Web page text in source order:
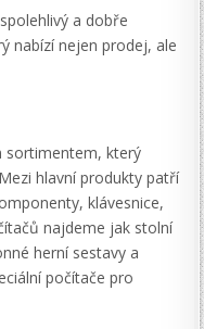
a dobře
nabízí nejen prodej, ale
sortimentem, který
hlavní produkty patří
klávesnice,
najdeme jak stolní
herní sestavy a
počítače pro